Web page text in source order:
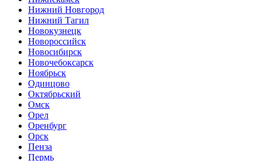
Нижний Новгород
Нижний Тагил
Новокузнецк
Новороссийск
Новосибирск
Новочебоксарск
Ноябрьск
Одинцово
Октябрьский
Омск
Орел
Оренбург
Орск
Пенза
Пермь